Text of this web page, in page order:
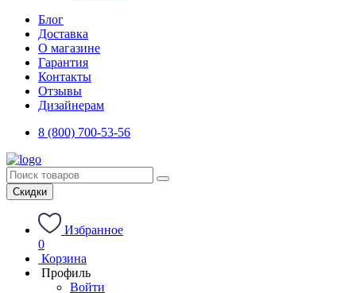
Блог
Доставка
О магазине
Гарантия
Контакты
Отзывы
Дизайнерам
8 (800) 700-53-56
Скидки
Избранное
0
Корзина
Профиль
Войти